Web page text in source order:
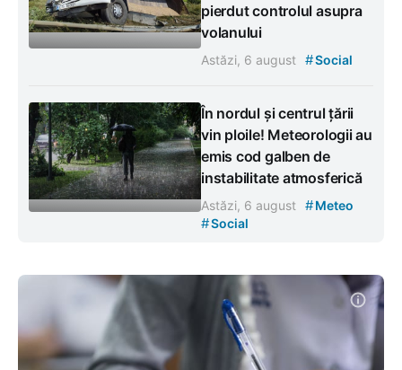
pierdut controlul asupra
volanului
Astăzi, 6 august #Social
În nordul și centrul țării
vin ploile! Meteorologii au
emis cod galben de
instabilitate atmosferică
Astăzi, 6 august #Meteo
#Social